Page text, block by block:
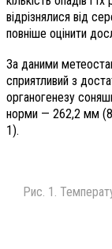
відрізнялися від
повніше оцінити
За даними
сприятливий з
органогенезу
норми — 262,2 мм
1).
Рис. 1.